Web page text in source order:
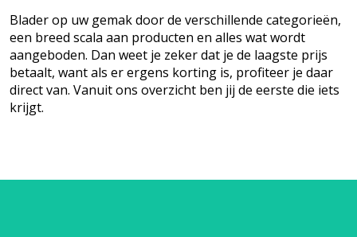
Blader op uw gemak door de verschillende categorieën,
een breed scala aan producten en alles wat wordt
aangeboden. Dan weet je zeker dat je de laagste prijs
betaalt, want als er ergens korting is, profiteer je daar
direct van. Vanuit ons overzicht ben jij de eerste die iets
krijgt.